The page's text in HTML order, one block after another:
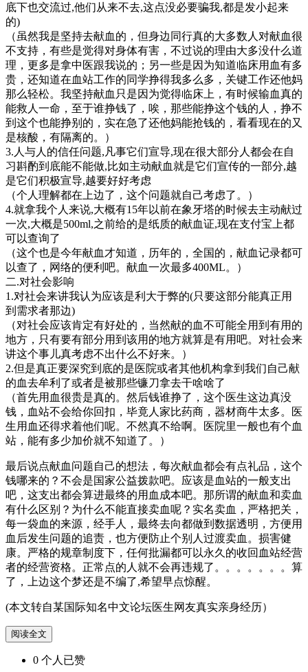
底下也交流过,他们从来不去,这点没必要骗我,都是发小起来
的)
（虽然我是坚持去献血的，但身边同行真的大多数人对献血很
不支持，有些是觉得对身体有害，不过说的理由大多没什么道
理，更多是拿中医跟我说的；另一些是因为知道临床用血有多
贵，还知道在血站工作的同学挣得我多么多，关键工作还他妈
那么轻松。我坚持献血只是因为觉得临床上，有时候输血真的
能救人一命，至于谁挣钱了，唉，那些能挣这个钱的人，挣不
到这个也能挣别的，实在急了还他妈能抢钱的，看看现在的又
是核酸，有隔离的。）
3.人与人的信任问题,凡事它们宣导,现在很大部分人都会在自
习斟酌到底能不能做,比如主动献血就是它们宣传的一部分,越
是它们积极宣导,越要好好考虑
（个人理解都在上边了，这个问题就自己考虑了。）
4.就拿我个人来说,大概有15年以前在象牙塔的时候去主动献过
一次,大概是500ml,之前给的是纸质的献血证,现在支付宝上都
可以查询了
（这个也是今年献血才知道，历年的，全国的，献血记录都可
以查了，网络的便利吧。献血一次最多400ML。）
二.对社会影响
1.对社会来讲我认为应该是利大于弊的(只要这部分能真正用
到需求者那边)
（对社会应该肯定有好处的，当然献的血不可能全用到有用的
地方，只有要有部分用到该用的地方就算是有用吧。对社会来
讲这个事儿真考虑不出什么不好来。）
2.但是真正要深究到底的是医院或者其他机构拿到我们自己献
的血去牟利了或者是被那些镰刀拿去干啥啥了
（首先用血很贵是真的。然后钱谁挣了，这个医生这边真没
钱，血站不会给你回扣，毕竟人家比药商，器材商牛太多。医
生用血还得求着他们呢。不然真不给啊。医院里一般也有个血
站，能有多少加价就不知道了。）
最后说点献血问题自己的想法，每次献血都会有点礼品，这个
钱哪来的？不会是国家公益拨款吧。应该是血站的一般支出
吧，这支出都会算进最终的用血成本吧。那所谓的献血和卖血
有什么区别？为什么不能直接卖血呢？实名卖血，严格把关，
每一袋血的来源，经手人，最终去向都做到数据透明，方便用
血后发生问题的追责，也方便防止个别人过渡卖血。损害健
康。严格的规章制度下，任何批漏都可以永久的收回血站经营
者的经营资格。正常点的人就不会再违规了。。。。。。。算
了，上边这个梦还是不编了,希望早点惊醒。
(本文转自某国际知名中文论坛医生网友真实亲身经历）
阅读全文
0 个人 已赞